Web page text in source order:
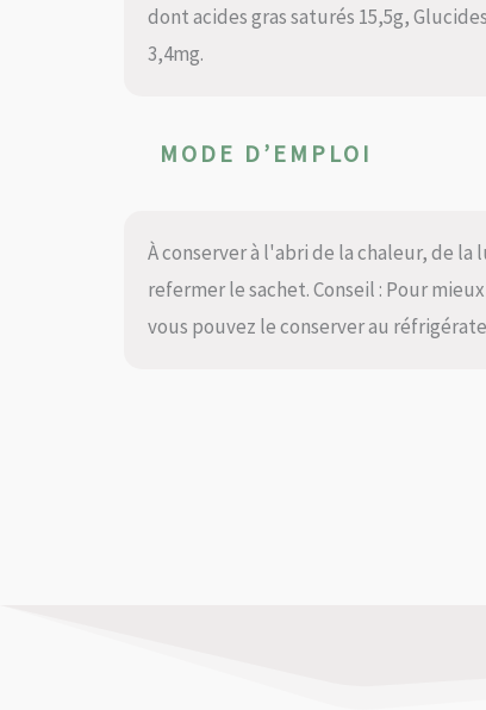
dont acides gras saturés 15,5g,
3,4mg.
MODE D’EMPLOI
À conserver à l'abri de la chaleur, de
refermer le sachet. Conseil : Pour
vous pouvez le conserver au